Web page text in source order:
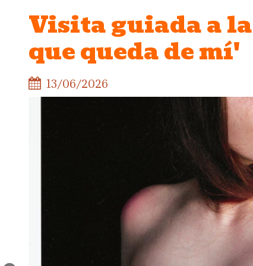
Visita guiada a
que queda de mí'
13/06/2026